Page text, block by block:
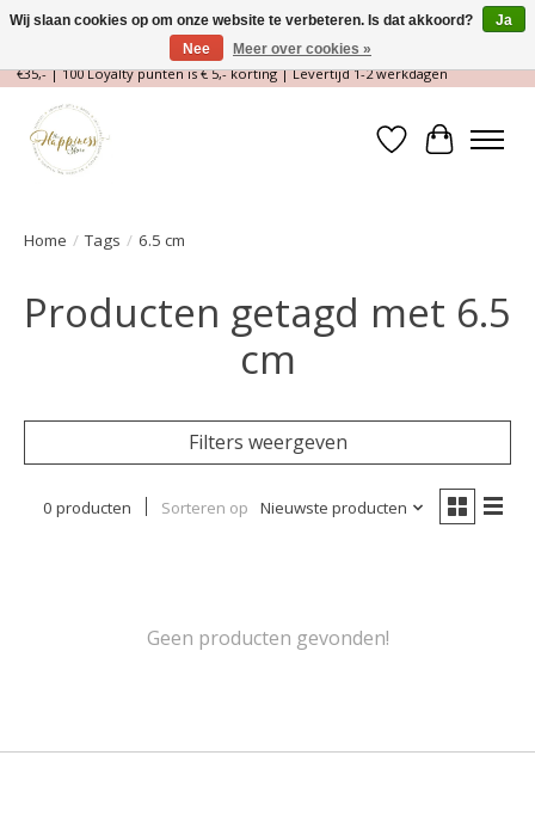
Magische Conceptstore, Edelstenen & Spirituele winkel | Gratis verzending >
€35,- | 100 Loyalty punten is € 5,- korting | Levertijd 1-2 werkdagen
Verlanglijst
Home / Tags / 6.5 cm
Producten getagd met 6.5
cm
Filters weergeven
0 producten Sorteren op Nieuwste producten
Geen producten gevonden!
Wij slaan cookies op om onze website te verbeteren. Is dat akkoord?
Ja
Nee
Meer over cookies »